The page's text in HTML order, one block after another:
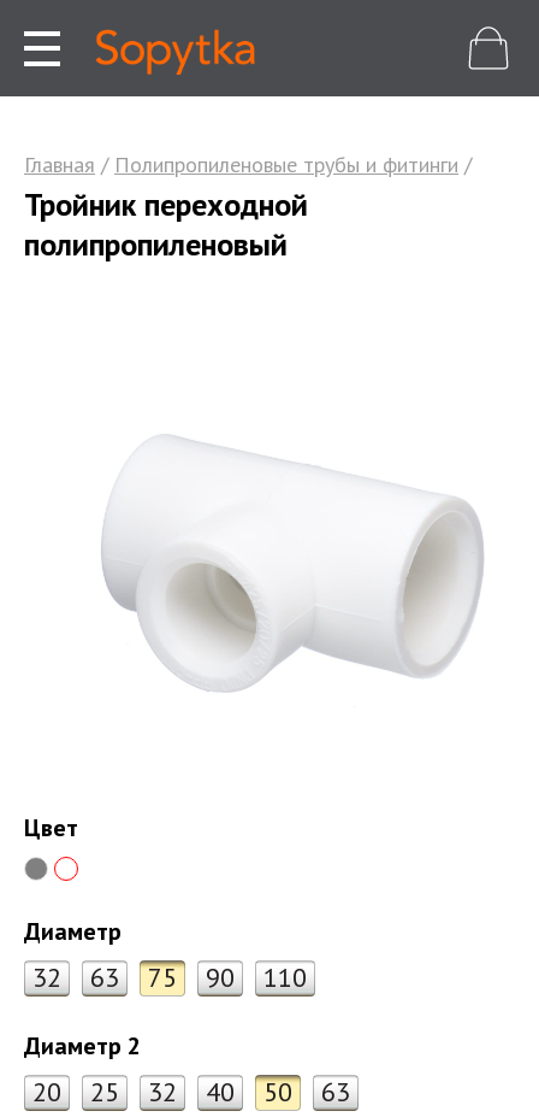
Главная / Полипропиленовые трубы и фитинги /
Тройник переходной
полипропиленовый
Цвет
Диаметр
32 63 75 90 110
Диаметр 2
20 25 32 40 50 63